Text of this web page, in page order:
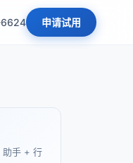
申请试用
助手 + 行